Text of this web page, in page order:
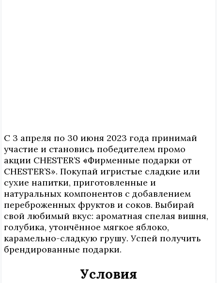
С 3 апреля по 30 июня 2023 года принимай
участие и становись победителем промо
акции CHESTER’S «Фирменные подарки от
CHESTER’S». Покупай игристые сладкие или
сухие напитки, приготовленные и
натуральных компонентов с добавлением
переброженных фруктов и соков. Выбирай
свой любимый вкус: ароматная спелая вишня,
голубика, утончённое мягкое яблоко,
карамельно-сладкую грушу. Успей получить
брендированные подарки.
Условия